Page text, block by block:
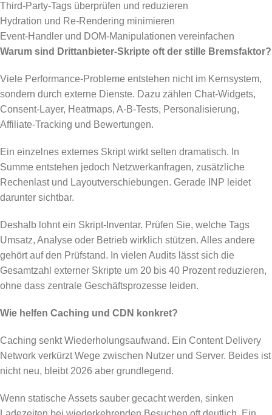
Third-Party-Tags überprüfen und reduzieren
Hydration und Re-Rendering minimieren
Event-Handler und DOM-Manipulationen vereinfachen
Warum sind Drittanbieter-Skripte oft der stille Bremsfaktor?
Viele Performance-Probleme entstehen nicht im Kernsystem,
sondern durch externe Dienste. Dazu zählen Chat-Widgets,
Consent-Layer, Heatmaps, A-B-Tests, Personalisierung,
Affiliate-Tracking und Bewertungen.
Ein einzelnes externes Skript wirkt selten dramatisch. In
Summe entstehen jedoch Netzwerkanfragen, zusätzliche
Rechenlast und Layoutverschiebungen. Gerade INP leidet
darunter sichtbar.
Deshalb lohnt ein Skript-Inventar. Prüfen Sie, welche Tags
Umsatz, Analyse oder Betrieb wirklich stützen. Alles andere
gehört auf den Prüfstand. In vielen Audits lässt sich die
Gesamtzahl externer Skripte um 20 bis 40 Prozent reduzieren,
ohne dass zentrale Geschäftsprozesse leiden.
Wie helfen Caching und CDN konkret?
Caching senkt Wiederholungsaufwand. Ein Content Delivery
Network verkürzt Wege zwischen Nutzer und Server. Beides ist
nicht neu, bleibt 2026 aber grundlegend.
Wenn statische Assets sauber gecacht werden, sinken